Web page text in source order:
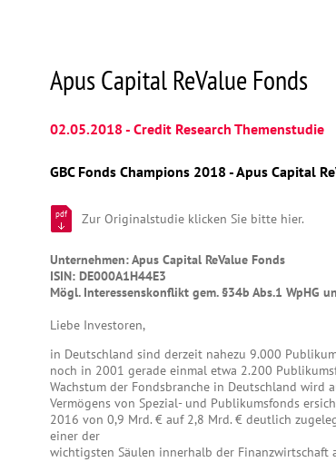
Apus Capital ReValue Fonds
02.05.2018 - Credit Research Themenstudie
GBC Fonds Champions 2018 - Apus Capital
pdf Zur Originalstudie klicken Sie bitte hier.
Unternehmen: Apus Capital ReValue Fonds
ISIN: DE000A1H44E3
Mögl. Interessenskonflikt gem. §34b Abs.1 WpHG
Liebe Investoren,
in Deutschland sind derzeit nahezu 9.000
noch in 2001 gerade einmal etwa 2.200
Wachstum der Fondsbranche in Deutschland wird
Vermögens von Spezial- und Publikumsfonds
2016 von 0,9 Mrd. € auf 2,8 Mrd. € deutlich
einer der
wichtigsten Säulen innerhalb der Finanzwirtschaft